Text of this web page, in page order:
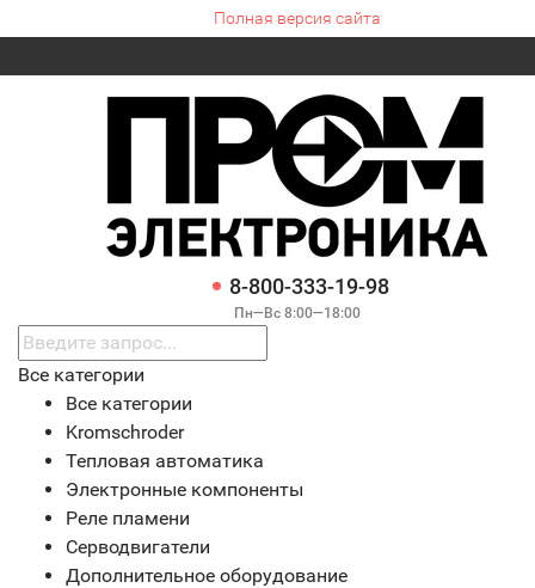
Полная версия сайта
8-800-333-19-98
Пн—Вс 8:00—18:00
Все категории
Все категории
Kromschroder
Тепловая автоматика
Электронные компоненты
Реле пламени
Серводвигатели
Дополнительное оборудование